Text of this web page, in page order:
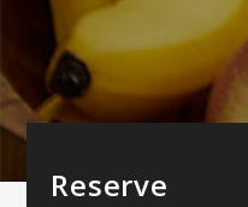
Reserve